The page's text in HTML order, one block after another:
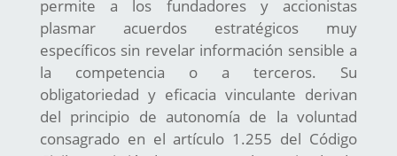
permite a los fundadores y accionistas
plasmar acuerdos estratégicos muy
específicos sin revelar información sensible a
la competencia o a terceros. Su
obligatoriedad y eficacia vinculante derivan
del principio de autonomía de la voluntad
consagrado en el artículo 1.255 del Código